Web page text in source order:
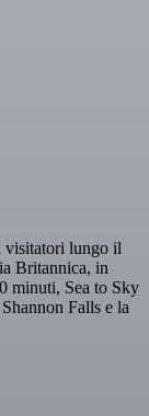
visitatori lungo il
Britannica, in
minuti, Sea to Sky
Falls e la